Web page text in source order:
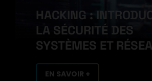
HACKING :
LA SÉCURITÉ DES
SYSTÈMES ET
EN SAVOIR +